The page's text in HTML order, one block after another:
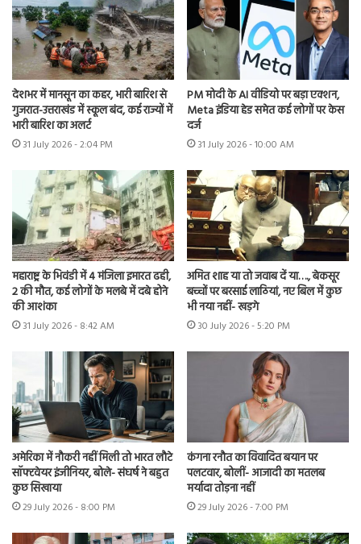
देशभर में मानसून का कहर, भारी बारिश से
गुजरात-उत्तराखंड में स्कूल बंद, कई राज्यों में
भारी बारिश का अलर्ट
31 July 2026 - 2:04 PM
PM मोदी के AI वीडियो पर बड़ा एक्शन,
Meta इंडिया हेड समेत कई लोगों पर केस
दर्ज
31 July 2026 - 10:00 AM
महाराष्ट्र के भिवंडी में 4 मंजिला इमारत ढही,
2 की मौत, कई लोगों के मलबे में दबे होने
की आशंका
31 July 2026 - 8:42 AM
अमित शाह या तो जवाब दें या…., बेकसूर
बच्चों पर बरसाई लाठियां, नए बिल में कुछ
भी नया नहीं- खड़गे
30 July 2026 - 5:20 PM
अमेरिका में नौकरी नहीं मिली तो भारत लौटे
सॉफ्टवेयर इंजीनियर, बोले- संघर्ष ने बहुत
कुछ सिखाया
29 July 2026 - 8:00 PM
कंगना रनौत का विवादित बयान पर
पलटवार, बोलीं- आजादी का मतलब
मर्यादा तोड़ना नहीं
29 July 2026 - 7:00 PM